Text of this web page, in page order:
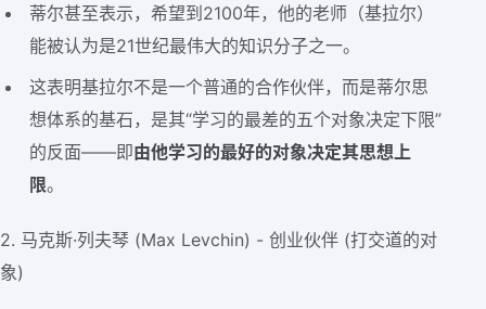
蒂尔甚至表示，希望到2100年，他的老师（基拉尔）
能被认为是21世纪最伟大的知识分子之一。
这表明基拉尔不是一个普通的合作伙伴，而是蒂尔思
想体系的基石，是其“学习的最差的五个对象决定下限”
的反面——即由他学习的最好的对象决定其思想上
限。
2. 马克斯·列夫琴 (Max Levchin) - 创业伙伴 (打交道的对
象)